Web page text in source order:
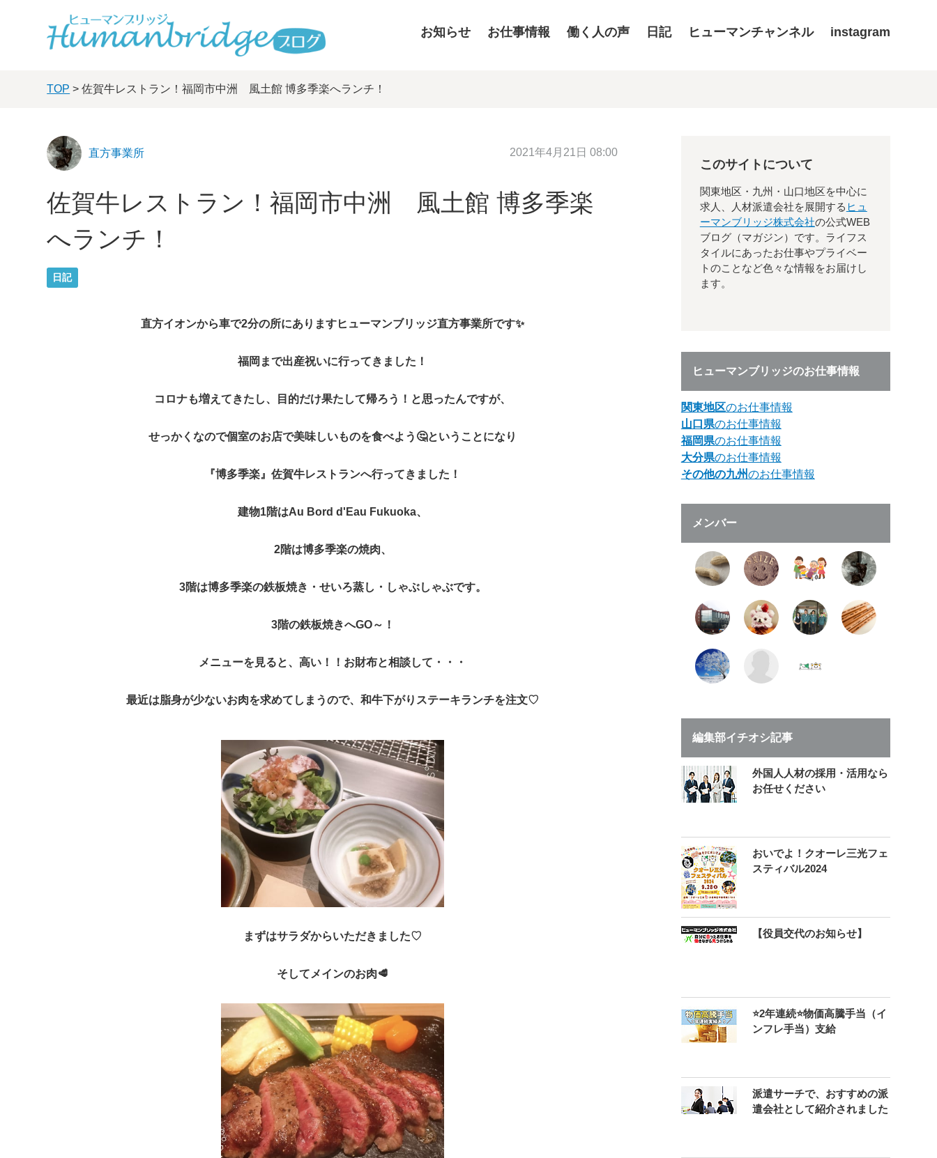
お知らせ お仕事情報 働く人の声 日記 ヒューマンチャンネル instagram
TOP > 佐賀牛レストラン！福岡市中洲 風土館 博多季楽へランチ！
直方事業所 2021年4月21日 08:00
佐賀牛レストラン！福岡市中洲 風土館 博多季楽
へランチ！
日記
直方イオンから車で2分の所にありますヒューマンブリッジ直方事業所です✨
福岡まで出産祝いに行ってきました！
コロナも増えてきたし、目的だけ果たして帰ろう！と思ったんですが、
せっかくなので個室のお店で美味しいものを食べよう 🤔ということになり
『博多季楽』佐賀牛レストランへ行ってきました！
建物1階はAu Bord d'Eau Fukuoka、
2階は博多季楽の焼肉、
3階は博多季楽の鉄板焼き・せいろ蒸し・しゃぶしゃぶです。
3階の鉄板焼きへGO～！
メニューを見ると、高い！！お財布と相談して・・・
最近は脂身が少ないお肉を求めてしまうので、和牛下がりステーキランチを注文♡
まずはサラダからいただきました♡
そしてメインのお肉🥩
このサイトについて
関東地区・九州・山口地区を中心に
求人、人材派遣会社を展開する ヒュ
ーマンブリッジ株式会社の公式WEB
ブログ（マガジン）です。ライフス
タイルにあったお仕事やプライベー
トのことなど色々な情報をお届けし
ます。
ヒューマンブリッジのお仕事情報
関東地区のお仕事情報
山口県のお仕事情報
福岡県のお仕事情報
大分県のお仕事情報
その他の九州のお仕事情報
メンバー
編集部イチオシ記事
外国人人材の採用・活用なら
お任せください
おいでよ！クオーレ三光フェ
スティバル2024
【役員交代のお知らせ】
⭐2年連続⭐物価高騰手当（イ
ンフレ手当）支給
派遣サーチで、おすすめの派
遣会社として紹介されました